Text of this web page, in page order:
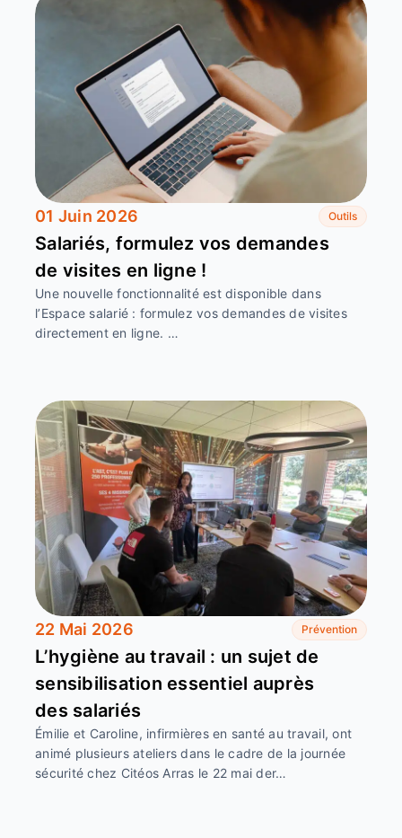
01 Juin 2026 Outils
Salariés, formulez vos demandes
de visites en ligne !
Une nouvelle fonctionnalité est disponible dans
l’Espace salarié : formulez vos demandes de visites
directement en ligne. …
22 Mai 2026 Prévention
L’hygiène au travail : un sujet de
sensibilisation essentiel auprès
des salariés
Émilie et Caroline, infirmières en santé au travail, ont
animé plusieurs ateliers dans le cadre de la journée
sécurité chez Citéos Arras le 22 mai der…